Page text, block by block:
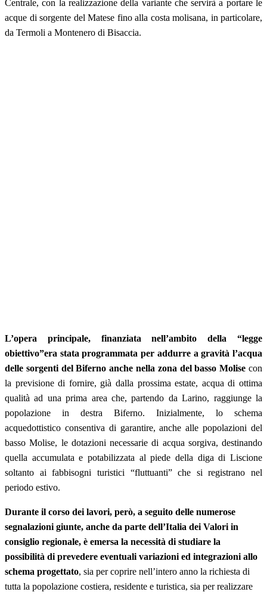
Centrale, con la realizzazione della variante che servirà a portare le
acque di sorgente del Matese fino alla costa molisana, in particolare,
da Termoli a Montenero di Bisaccia.
L’opera principale, finanziata nell’ambito della “legge
obiettivo”era stata programmata per addurre a gravità l’acqua
delle sorgenti del Biferno anche nella zona del basso Molise con
la previsione di fornire, già dalla prossima estate, acqua di ottima
qualità ad una prima area che, partendo da Larino, raggiunge la
popolazione in destra Biferno. Inizialmente, lo schema
acquedottistico consentiva di garantire, anche alle popolazioni del
basso Molise, le dotazioni necessarie di acqua sorgiva, destinando
quella accumulata e potabilizzata al piede della diga di Liscione
soltanto ai fabbisogni turistici “fluttuanti” che si registrano nel
periodo estivo.
Durante il corso dei lavori, però, a seguito delle numerose
segnalazioni giunte, anche da parte dell’Italia dei Valori in
consiglio regionale, è emersa la necessità di studiare la
possibilità di prevedere eventuali variazioni ed integrazioni allo
schema progettato, sia per coprire nell’intero anno la richiesta di
tutta la popolazione costiera, residente e turistica, sia per realizzare